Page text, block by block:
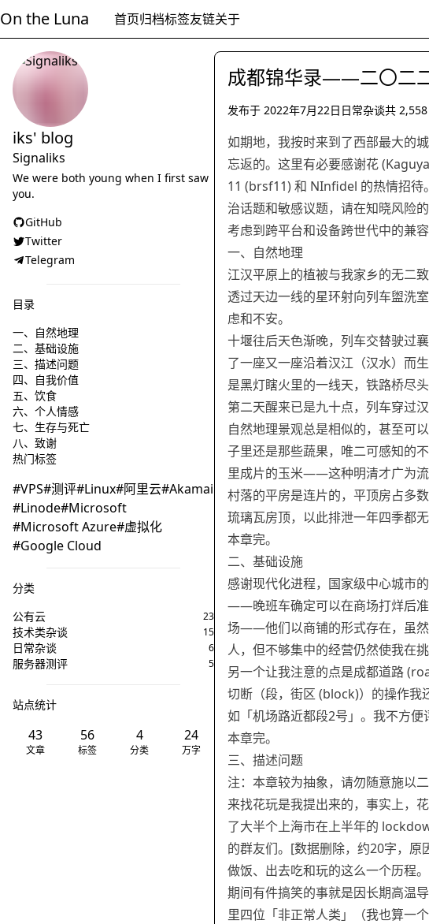
On the Luna 首页归档标签友链关于
成都锦华录——二〇二
发布于 2022年7月22日 日常杂谈共 2,558
如期地，我按时来到了西部最大的
忘返的。这里有必要感谢花
11 (brsf11) 和 NInfidel 的热情招待
治话题和敏感议题，请在知晓风险
考虑到跨平台和设备跨世代中的兼
一、自然地理
江汉平原上的植被与我家乡的无二
透过天边一线的星环射向列车盥洗
虑和不安。
十堰往后天色渐晚，列车交替驶过
了一座又一座沿着汉江（汉水）而
是黑灯瞎火里的一线天，铁路桥尽
第二天醒来已是九十点，列车穿过
自然地理景观总是相似的，甚至可
子里还是那些蔬果，唯二可感知的
里成片的玉米——这种明清才广为流
村落的平房是连片的，平顶房占多
琉璃瓦房顶，以此排泄一年四季都无
本章完。
二、基础设施
感谢现代化进程，国家级中心城市
——晚班车确定可以在商场打烊后
场——他们以商铺的形式存在，虽
人，但不够集中的经营仍然使我在
另一个让我注意的点是成都道路
切断（段，街区 (block)）的操作我
如「机场路近都段2号」。我不方便
本章完。
三、描述问题
注：本章较为抽象，请勿随意施以二
来找花玩是我提出来的，事实上，
了大半个上海市在上半年的
的群友们。[数据删除，约20字，原
做饭、出去吃和玩的这么一个历程
期间有件搞笑的事就是因长期高温
里四位「非正常人类」（我也算一
iks' blog
Signaliks
We were both young when I first saw
you.
GitHub
Twitter
Telegram
目录
一、自然地理
二、基础设施
三、描述问题
四、自我价值
五、饮食
六、个人情感
七、生存与死亡
八、致谢
热门标签
VPS 测评 Linux 阿里云 Akamai
Linode Microsoft
Microsoft Azure 虚拟化
Google Cloud
分类
公有云
23
技术类杂谈 15
日常杂谈 6
服务器测评 5
站点统计
文章
43
标签
56
分类
4
万字
24